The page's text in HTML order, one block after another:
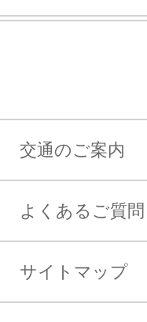
交通のご案内
よくあるご質問
サイトマップ